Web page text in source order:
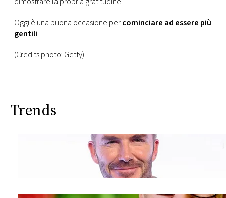
Oggi è una buona occasione percominciare ad essere più
gentili.
(Credits photo: Getty)
Trends